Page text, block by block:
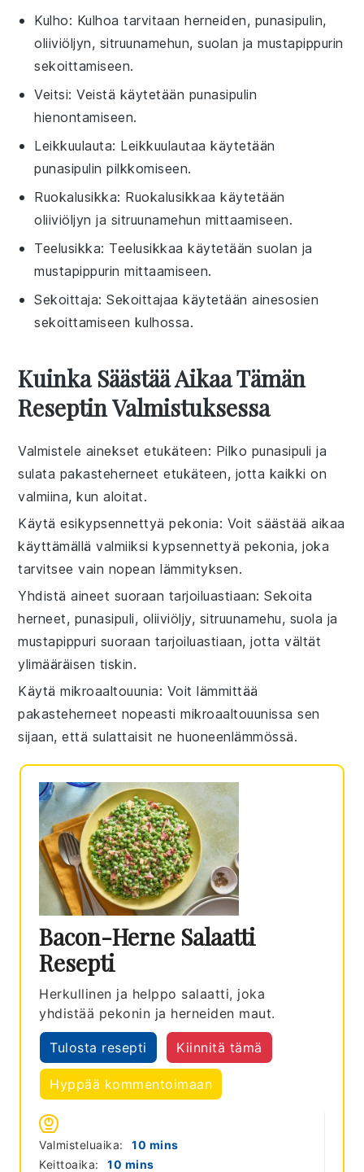
Kulho: Kulhoa tarvitaan herneiden, punasipulin,
oliiviöljyn, sitruunamehun, suolan ja mustapippurin
sekoittamiseen.
Veitsi: Veistä käytetään punasipulin
hienontamiseen.
Leikkuulauta: Leikkuulautaa käytetään
punasipulin pilkkomiseen.
Ruokalusikka: Ruokalusikkaa käytetään
oliiviöljyn ja sitruunamehun mittaamiseen.
Teelusikka: Teelusikkaa käytetään suolan ja
mustapippurin mittaamiseen.
Sekoittaja: Sekoittajaa käytetään ainesosien
sekoittamiseen kulhossa.
Kuinka Säästää Aikaa Tämän
Reseptin Valmistuksessa
Valmistele ainekset etukäteen: Pilko punasipuli ja
sulata pakasteherneet etukäteen, jotta kaikki on
valmiina, kun aloitat.
Käytä esikypsennettyä pekonia: Voit säästää aikaa
käyttämällä valmiiksi kypsennettyä pekonia, joka
tarvitsee vain nopean lämmityksen.
Yhdistä aineet suoraan tarjoiluastiaan: Sekoita
herneet, punasipuli, oliiviöljy, sitruunamehu, suola ja
mustapippuri suoraan tarjoiluastiaan, jotta vältät
ylimääräisen tiskin.
Käytä mikroaaltouunia: Voit lämmittää
pakasteherneet nopeasti mikroaaltouunissa sen
sijaan, että sulattaisit ne huoneenlämmössä.
Bacon-Herne Salaatti
Resepti
Herkullinen ja helppo salaatti, joka
yhdistää pekonin ja herneiden maut.
Tulosta resepti Kiinnitä tämä
Hyppää kommentoimaan
Valmisteluaika: 10 minutes
mins
Keittoaika:
10 minutes
mins